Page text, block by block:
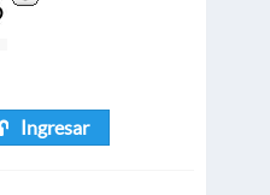
Ingresar